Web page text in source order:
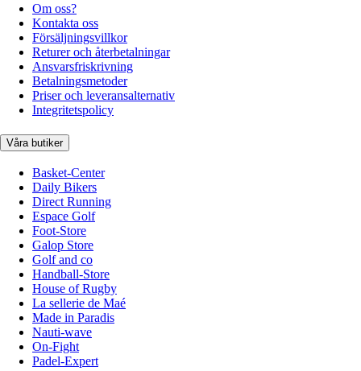
Om oss?
Kontakta oss
Försäljningsvillkor
Returer och återbetalningar
Ansvarsfriskrivning
Betalningsmetoder
Priser och leveransalternativ
Integritetspolicy
Våra butiker
Basket-Center
Daily Bikers
Direct Running
Espace Golf
Foot-Store
Galop Store
Golf and co
Handball-Store
House of Rugby
La sellerie de Maé
Made in Paradis
Nauti-wave
On-Fight
Padel-Expert